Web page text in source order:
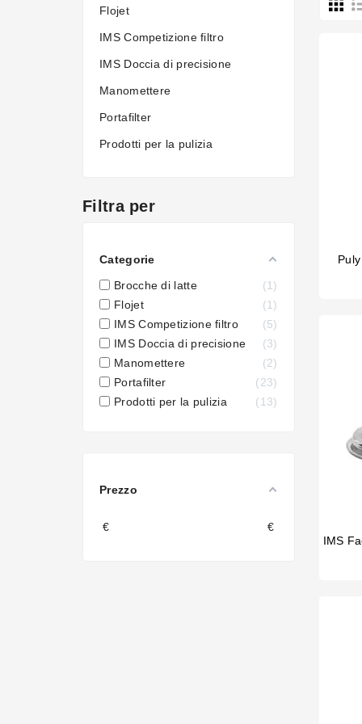
Flojet
IMS Competizione filtro
IMS Doccia di precisione
Manomettere
Portafilter
Prodotti per la pulizia
Filtra per
Categorie
Brocche di latte
1
Flojet
1
IMS Competizione filtro
5
IMS Doccia di precisione
3
Manomettere
2
Portafilter
23
Prodotti per la pulizia
13
Prezzo
€ €